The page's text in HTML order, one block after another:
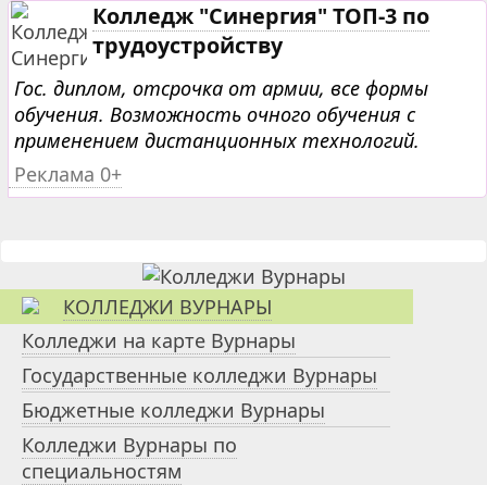
Колледж "Синергия" ТОП-3 по
трудоустройству
Гос. диплом, отсрочка от армии, все формы
обучения. Возможность очного обучения с
применением дистанционных технологий.
Реклама 0+
КОЛЛЕДЖИ ВУРНАРЫ
Колледжи на карте Вурнары
Государственные колледжи Вурнары
Бюджетные колледжи Вурнары
Колледжи Вурнары по
специальностям